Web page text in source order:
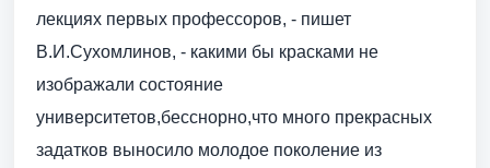
лекциях первых профессоров, - пишет
В.И.Сухомлинов, - какими бы красками не
изображали состояние
университетов,бесснорно,что много прекрасных
задатков выносило молодое поколение из